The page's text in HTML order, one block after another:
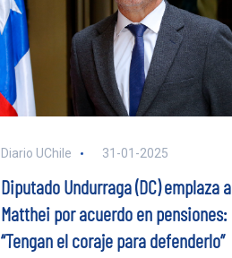
Diario UChile 31-01-2025
Diputado Undurraga (DC) emplaza a
Matthei por acuerdo en pensiones:
“Tengan el coraje para defenderlo”